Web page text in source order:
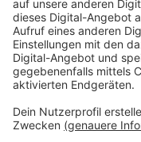
werden. Im
zurück.
Anzeige